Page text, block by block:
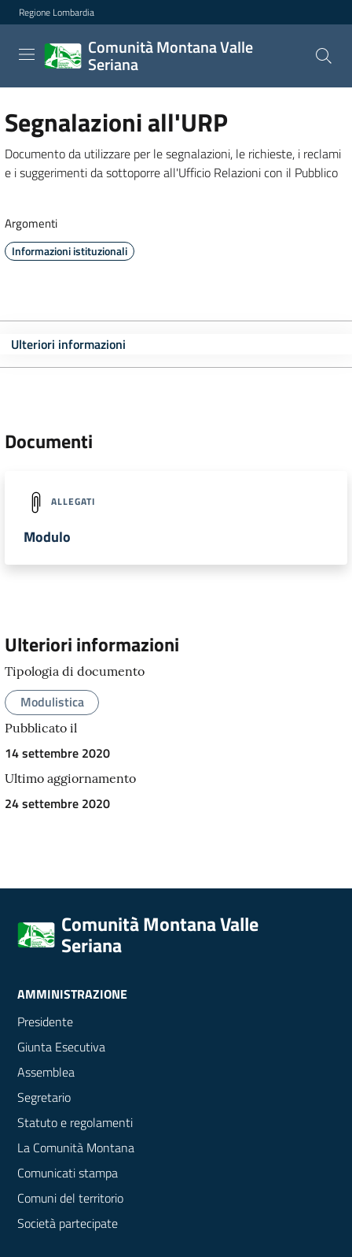
Vai al contenuto principale
Comunità Montana Valle
Regione Lombardia
Comunità Montana Valle
Seriana
Segnalazioni all'URP
Documento da utilizzare per le segnalazioni, le richieste, i reclami
e i suggerimenti da sottoporre all'Ufficio Relazioni con il Pubblico
Argomenti
Informazioni istituzionali
Ulteriori informazioni
Documenti
ALLEGATI
Modulo
Ulteriori informazioni
Tipologia di documento
Modulistica
Pubblicato il
14 settembre 2020
Ultimo aggiornamento
24 settembre 2020
Comunità Montana Valle
Seriana
AMMINISTRAZIONE
Presidente
Giunta Esecutiva
Assemblea
Segretario
Statuto e regolamenti
La Comunità Montana
Comunicati stampa
Comuni del territorio
Società partecipate